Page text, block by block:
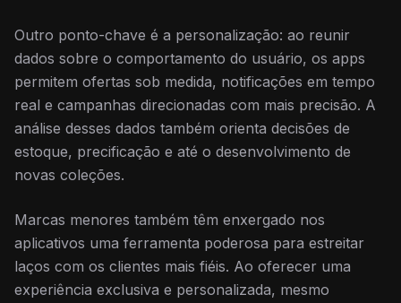
Outro ponto-chave é a personalização: ao reunir
dados sobre o comportamento do usuário, os apps
permitem ofertas sob medida, notificações em tempo
real e campanhas direcionadas com mais precisão. A
análise desses dados também orienta decisões de
estoque, precificação e até o desenvolvimento de
novas coleções.
Marcas menores também têm enxergado nos
aplicativos uma ferramenta poderosa para estreitar
laços com os clientes mais fiéis. Ao oferecer uma
experiência exclusiva e personalizada, mesmo